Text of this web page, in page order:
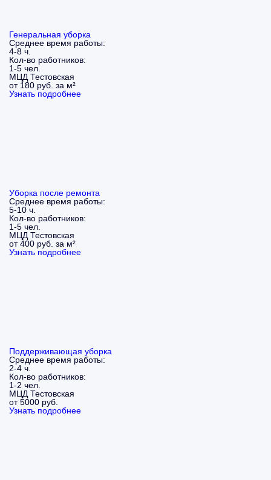
Генеральная уборка
Среднее время работы:
4-8 ч.
Кол-во работников:
1-5 чел.
МЦД Тестовская
от 180 руб. за м²
Узнать подробнее
Уборка после ремонта
Среднее время работы:
5-10 ч.
Кол-во работников:
1-5 чел.
МЦД Тестовская
от 400 руб. за м²
Узнать подробнее
Поддерживающая уборка
Среднее время работы:
2-4 ч.
Кол-во работников:
1-2 чел.
МЦД Тестовская
от 5000 руб.
Узнать подробнее